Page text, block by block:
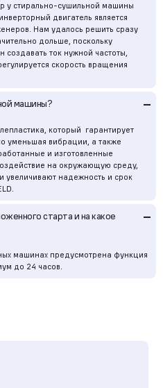
у стирально-сушильной машины
двигатель является
Нам удалось решить сразу
дольше, поскольку
создавать ток нужной частоты,
скорость вращения
машины? –
который гарантирует
уменьшая вибрации, а также
и изготовленные
на окружающую среду,
увеличивают надежность и срок
старта и на какое
–
машинах предусмотрена функция
до 24 часов.